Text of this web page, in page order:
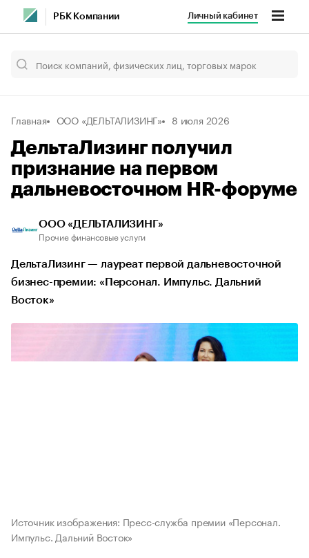
РБК Компании Личный кабинет
Главная ООО «ДЕЛЬТАЛИЗИНГ» 8 июля 2026
ДельтаЛизинг получил
признание на первом
дальневосточном HR-форуме
ООО «ДЕЛЬТАЛИЗИНГ»
Прочие финансовые услуги
ДельтаЛизинг — лауреат первой дальневосточной
бизнес-премии: «Персонал. Импульс. Дальний
Восток»
Источник изображения: Пресс-служба премии «Персонал.
Импульс. Дальний Восток»